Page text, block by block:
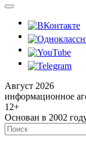
Август 2026
информационное
12+
Основан в 2002